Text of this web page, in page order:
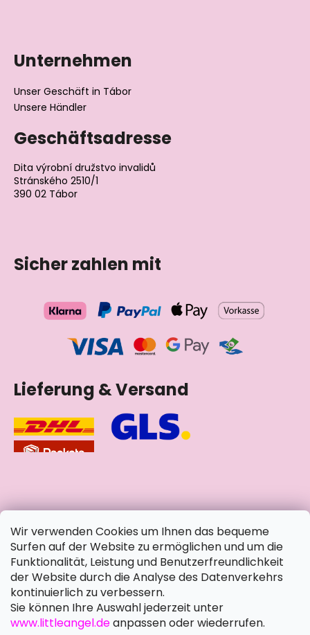
Wir verwenden Cookies um Ihnen das bequeme
Surfen auf der Website zu ermöglichen und um die
Funktionalität, Leistung und Benutzerfreundlichkeit
der Website durch die Analyse des Datenverkehrs
kontinuierlich zu verbessern.
Sie können Ihre Auswahl jederzeit unter
www.littleangel.deanpassen oder wiederrufen.
Unternehmen
Unser Geschäft in Tábor
Unsere Händler
Geschäftsadresse
Dita výrobní družstvo invalidů
Stránského 2510/1
390 02 Tábor
Sicher zahlen mit
Lieferung & Versand
soziale Netzwerke